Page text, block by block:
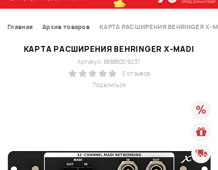
Главная Архив товаров КАРТА РАСШИРЕНИЯ BEHRINGER X-
КАРТА РАСШИРЕНИЯ BEHRINGER X-MADI
Поделиться
Артикул: 888880019237
0 отзывов